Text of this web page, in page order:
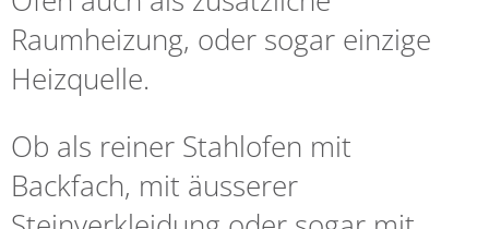
Raumheizung, oder sogar einzige
Heizquelle.
Ob als reiner Stahlofen mit
Backfach, mit äusserer